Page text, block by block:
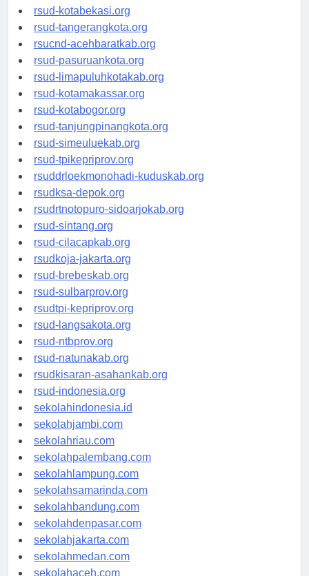
rsud-tangerangkab.org
rsud-kotabekasi.org
rsud-tangerangkota.org
rsucnd-acehbaratkab.org
rsud-pasuruankota.org
rsud-limapuluhkotakab.org
rsud-kotamakassar.org
rsud-kotabogor.org
rsud-tanjungpinangkota.org
rsud-simeuluekab.org
rsud-tpikepriprov.org
rsuddrloekmonohadi-kuduskab.org
rsudksa-depok.org
rsudrtnotopuro-sidoarjokab.org
rsud-sintang.org
rsud-cilacapkab.org
rsudkoja-jakarta.org
rsud-brebeskab.org
rsud-sulbarprov.org
rsudtpi-kepriprov.org
rsud-langsakota.org
rsud-ntbprov.org
rsud-natunakab.org
rsudkisaran-asahankab.org
rsud-indonesia.org
sekolahindonesia.id
sekolahjambi.com
sekolahriau.com
sekolahpalembang.com
sekolahlampung.com
sekolahsamarinda.com
sekolahbandung.com
sekolahdenpasar.com
sekolahjakarta.com
sekolahmedan.com